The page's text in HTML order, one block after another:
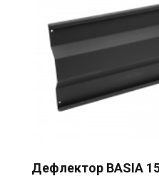
Дефлектор BASIA